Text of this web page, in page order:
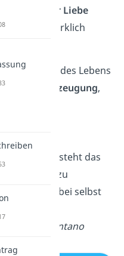
Worte zur Liebe
worauf es wirklich
Glück des Lebens
in der
Überzeugung,
werden.”
allein versteht das
andere zu
und dabei selbst
von Brentano